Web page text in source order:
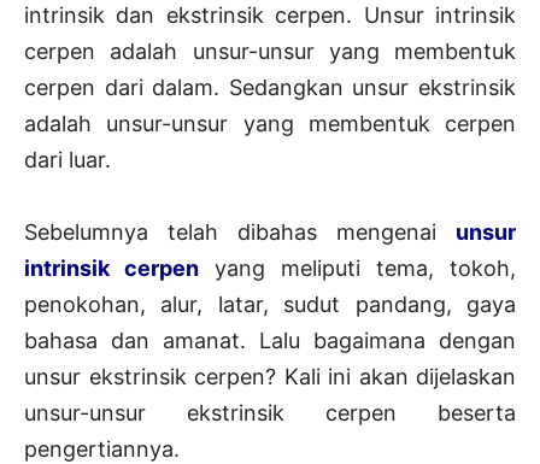
intrinsik dan ekstrinsik cerpen. Unsur intrinsik
cerpen adalah unsur-unsur yang membentuk
cerpen dari dalam. Sedangkan unsur ekstrinsik
adalah unsur-unsur yang membentuk cerpen
dari luar.
Sebelumnya telah dibahas mengenai unsur
intrinsik cerpen yang meliputi tema, tokoh,
penokohan, alur, latar, sudut pandang, gaya
bahasa dan amanat. Lalu bagaimana dengan
unsur ekstrinsik cerpen? Kali ini akan dijelaskan
unsur-unsur ekstrinsik cerpen beserta
pengertiannya.